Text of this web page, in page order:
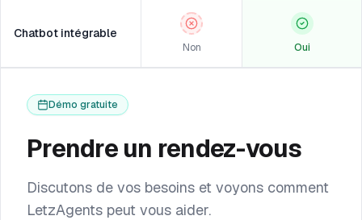
Chatbot intégrable
Non Oui
Démo gratuite
Prendre un rendez-vous
Discutons de vos besoins et voyons comment
LetzAgents peut vous aider.